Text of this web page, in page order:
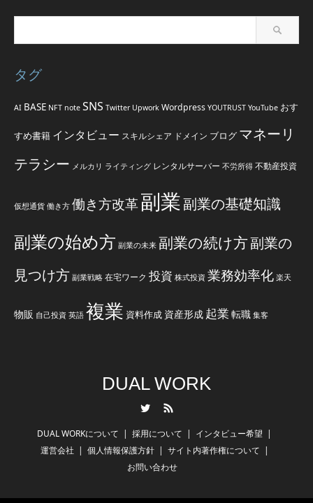
タグ
AI BASE NFT note SNS Twitter Upwork Wordpress YOUTRUST YouTube おす
すめ書籍 インタビュー スキルシェア ドメイン ブログ マネーリ
テラシー メルカリ ライティング レンタルサーバー 不労所得 不動産投資
仮想通貨 働き方 働き方改革副業副業の基礎知識
副業の始め方 副業の未来 副業の続け方副業の
見つけ方 副業戦略 在宅ワーク 投資 株式投資 業務効率化 楽天
物販 自己投資 英語 複業 資料作成 資産形成 起業 転職 集客
DUAL WORK
DUAL WORKについて 採用について
インタビュー希望
運営会社
個人情報保護方針
サイト内著作権について
お問い合わせ